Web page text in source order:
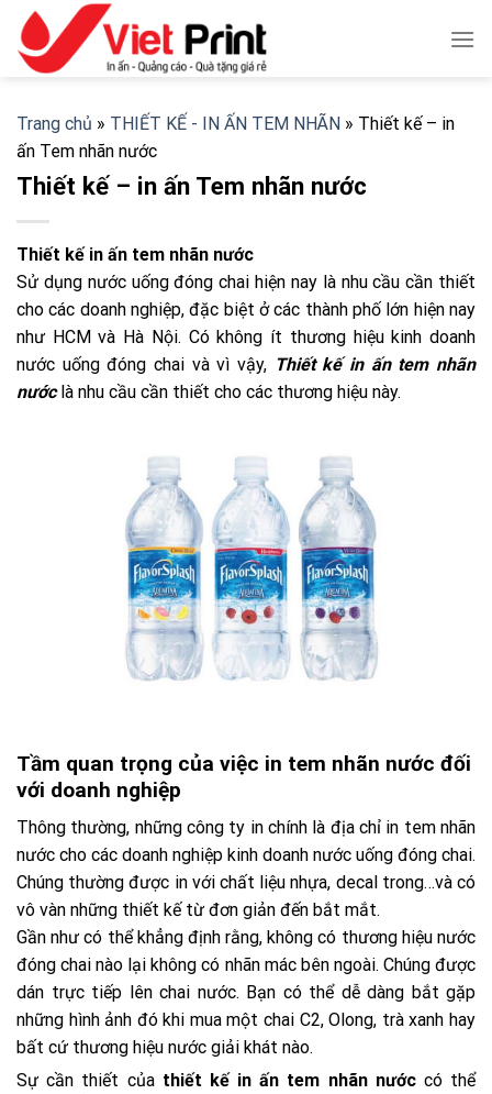
Skip
content
Trang chủ » THIẾT KẾ - IN ẤN TEM NHÃN » Thiết kế – in
ấn Tem nhãn nước
Thiết kế – in ấn Tem nhãn nước
Thiết kế in ấn tem nhãn nước
Sử dụng nước uống đóng chai hiện nay là nhu cầu cần thiết
cho các doanh nghiệp, đặc biệt ở các thành phố lớn hiện nay
như HCM và Hà Nội. Có không ít thương hiệu kinh doanh
nước uống đóng chai và vì vậy, Thiết kế in ấn tem nhãn
nướclà nhu cầu cần thiết cho các thương hiệu này.
Tầm quan trọng của việc in tem nhãn nước đối
với doanh nghiệp
Thông thường, những công ty in chính là địa chỉ in tem nhãn
nước cho các doanh nghiệp kinh doanh nước uống đóng chai.
Chúng thường được in với chất liệu nhựa, decal trong…và có
vô vàn những thiết kế từ đơn giản đến bắt mắt.
Gần như có thể khẳng định rằng, không có thương hiệu nước
đóng chai nào lại không có nhãn mác bên ngoài. Chúng được
dán trực tiếp lên chai nước. Bạn có thể dễ dàng bắt gặp
những hình ảnh đó khi mua một chai C2, Olong, trà xanh hay
bất cứ thương hiệu nước giải khát nào.
Sự cần thiết của thiết kế in ấn tem nhãn nướccó thể